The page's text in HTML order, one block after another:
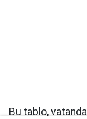
Bu tablo,